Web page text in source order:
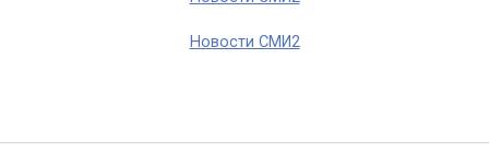
Новости СМИ2